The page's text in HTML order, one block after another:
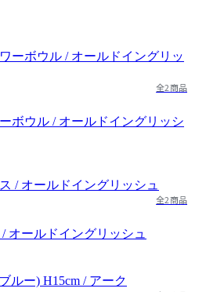
全2商品
ボウル / オールドイングリッシ
全2商品
オールドイングリッシュ